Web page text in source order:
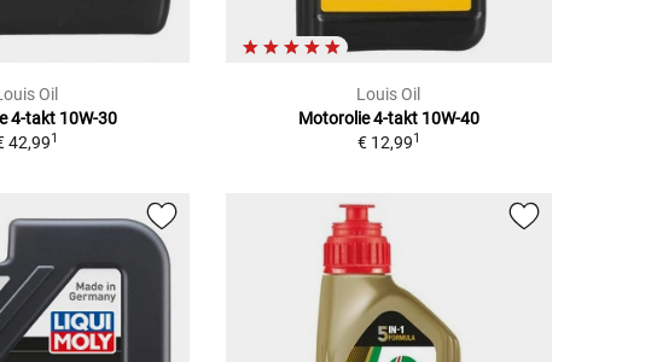
Oil
4-takt 10W-30
42,991
Louis Oil
Motorolie 4-takt 10W-40
€ 12,991